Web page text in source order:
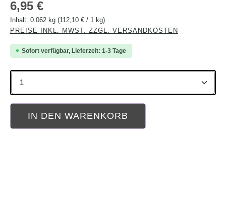
Regulärer Preis:
6,95 €
Inhalt: 0.062 kg (112,10 € / 1 kg)
PREISE INKL. MWST. ZZGL. VERSANDKOSTEN
Sofort verfügbar, Lieferzeit: 1-3 Tage
Produkt Anzahl: Gib den gewünschten Wert ein
IN DEN WARENKORB